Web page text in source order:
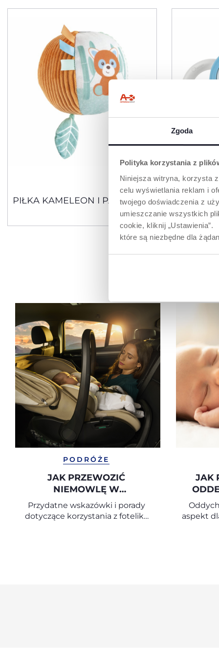
Zgoda
Polityka korzystania z
Niniejsza witryna, korzysta
celu wyświetlania reklam i
twojego doświadczenia z
umieszczanie wszystkich
cookie, kliknij
które są niezbędne dla
PIŁKA KAMELEON I PANDA
PODRÓŻE
JAK PRZEWOZIĆ
NIEMOWLĘ W
SAMOCHODZIE
Przydatne wskazówki i porady
dotyczące korzystania z fotelika
JAK
aspekt